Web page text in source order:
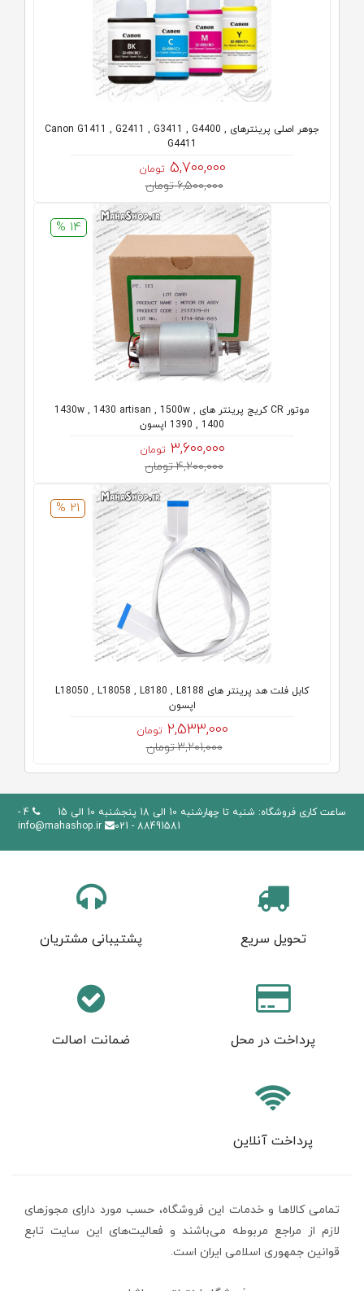
جوهر اصلی پرینترهای Canon G1411 , G2411 , G3411 , G4400 ,
G4411
5,700,000 تومان
6,500,000 تومان
14 %
موتور CR کریج پرینتر های 1430w , 1430 artisan , 1500w ,
1390 , 1400 اپسون
3,600,000 تومان
4,200,000 تومان
21 %
کابل فلت هد پرینتر های L18050 , L18058 , L8180 , L8188
اپسون
2,533,000 تومان
3,201,000 تومان
ساعت کاری فروشگاه: شنبه تا چهارشنبه 10 الی 18 پنجشنبه 10 الی 15
4 -
88491581 - 021
info@mahashop.ir
تحویل سریع پشتیبانی مشتریان
پرداخت در محل ضمانت اصالت
پرداخت آنلاین
تمامی كالاها و خدمات اين فروشگاه، حسب مورد دارای مجوزهای
لازم از مراجع مربوطه می‌باشند و فعاليت‌های اين سايت تابع
قوانين جمهوری اسلامی ایران است.